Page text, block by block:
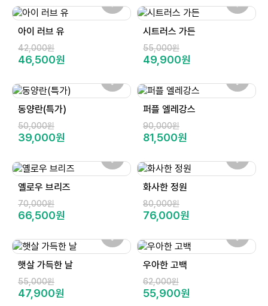
아이 러브 유
42,000원
46,500원
시트러스 가든
55,000원
49,900원
동양란(특가)
50,000원
39,000원
퍼플 엘레강스
90,000원
81,500원
옐로우 브리즈
70,000원
66,500원
화사한 정원
80,000원
76,000원
햇살 가득한 날
55,000원
47,900원
우아한 고백
62,000원
55,900원